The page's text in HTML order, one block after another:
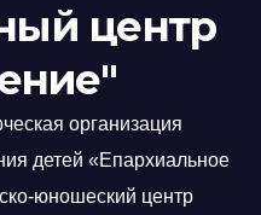
центр
организация
детей «Епархиальное
юношеский центр